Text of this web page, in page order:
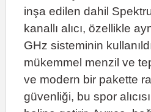
inşa edilen dahil
kanallı alıcı, özellikle
GHz sisteminin
mükemmel menzil ve
ve modern bir pakette
güvenliği, bu spor